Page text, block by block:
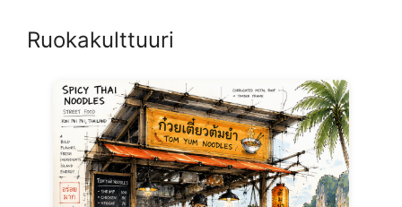
Ruokakulttuuri